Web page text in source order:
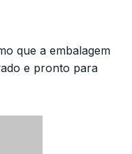
que a embalagem
e pronto para